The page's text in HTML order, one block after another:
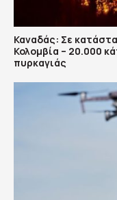
Καναδάς: Σε
Κολομβία – 20.000
πυρκαγιάς